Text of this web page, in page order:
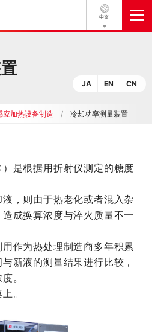
JA EN CN
应加热设备制造 冷却功率测量装置
是根据用折射仪测定的糖度
，则由于热老化或者混入杂
成换算浓度与淬火质量不一
作为热处理制造商多年积累
新液的测量结果进行比较，
。
。
中文